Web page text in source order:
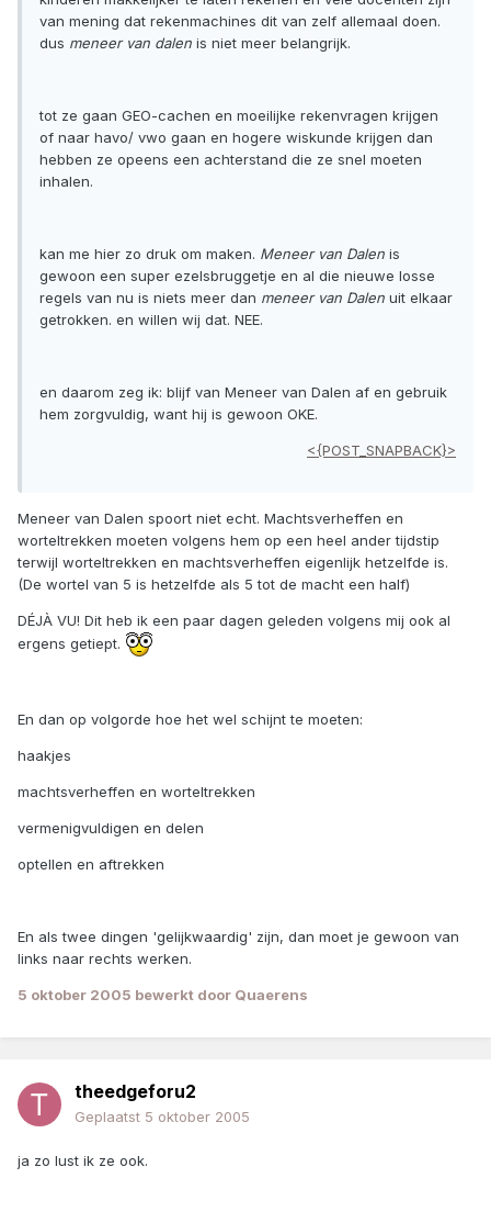
van mening dat rekenmachines dit van zelf allemaal doen.
dus meneer van dalen is niet meer belangrijk.
tot ze gaan GEO-cachen en moeilijke rekenvragen krijgen
of naar havo/ vwo gaan en hogere wiskunde krijgen dan
hebben ze opeens een achterstand die ze snel moeten
inhalen.
kan me hier zo druk om maken. Meneer van Dalen is
gewoon een super ezelsbruggetje en al die nieuwe losse
regels van nu is niets meer dan meneer van Dalen uit elkaar
getrokken. en willen wij dat. NEE.
en daarom zeg ik: blijf van Meneer van Dalen af en gebruik
hem zorgvuldig, want hij is gewoon OKE.
<{POST_SNAPBACK}>
Meneer van Dalen spoort niet echt. Machtsverheffen en
worteltrekken moeten volgens hem op een heel ander tijdstip
terwijl worteltrekken en machtsverheffen eigenlijk hetzelfde is.
(De wortel van 5 is hetzelfde als 5 tot de macht een half)
DÉJÀ VU! Dit heb ik een paar dagen geleden volgens mij ook al
ergens getiept.
En dan op volgorde hoe het wel schijnt te moeten:
haakjes
machtsverheffen en worteltrekken
vermenigvuldigen en delen
optellen en aftrekken
En als twee dingen 'gelijkwaardig' zijn, dan moet je gewoon van
links naar rechts werken.
5 oktober 2005 bewerkt door Quaerens
theedgeforu2
Geplaatst 5 oktober 2005
ja zo lust ik ze ook.